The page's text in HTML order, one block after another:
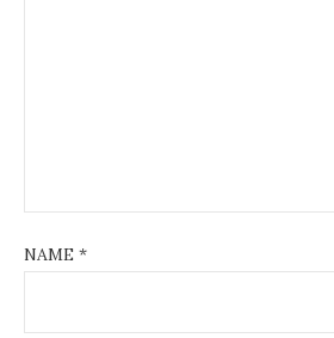
NAME *